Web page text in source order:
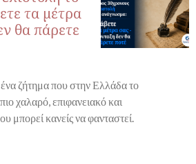
τα μέτρα
θα πάρετε
ένα ζήτημα που στην Ελλάδα το
χαλαρό, επιφανειακό και
μπορεί κανείς να φανταστεί.